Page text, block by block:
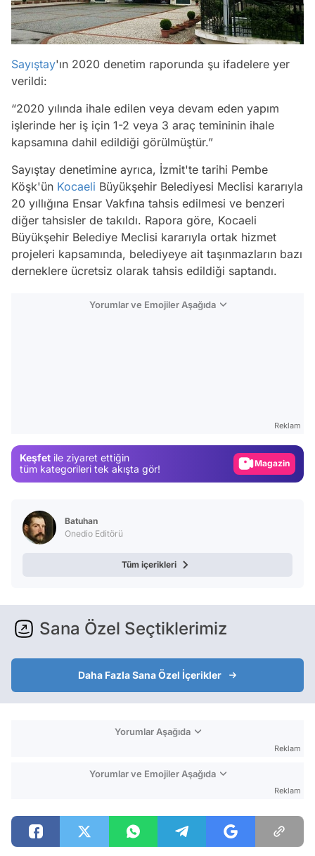
Sayıştay'ın 2020 denetim raporunda şu ifadelere yer
verildi:
“2020 yılında ihale edilen veya devam eden yapım
işlerinde her iş için 1-2 veya 3 araç temininin ihale
kapsamına dahil edildiği görülmüştür.”
Sayıştay denetimine ayrıca, İzmit'te tarihi Pembe
Köşk'ün Kocaeli Büyükşehir Belediyesi Meclisi kararıyla
20 yıllığına Ensar Vakfına tahsis edilmesi ve benzeri
diğer tahsisler de takıldı. Rapora göre, Kocaeli
Büyükşehir Belediye Meclisi kararıyla ortak hizmet
projeleri kapsamında, belediyeye ait taşınmazların bazı
derneklere ücretsiz olarak tahsis edildiği saptandı.
Yorumlar ve Emojiler Aşağıda
Reklam
Keşfet ile ziyaret ettiğin
tüm kategorileri tek akışta gör!
Magazin
Batuhan
Onedio Editörü
Tüm içerikleri
Sana Özel Seçtiklerimiz
Daha Fazla Sana Özel İçerikler
Yorumlar Aşağıda
Reklam
Yorumlar ve Emojiler Aşağıda
Reklam